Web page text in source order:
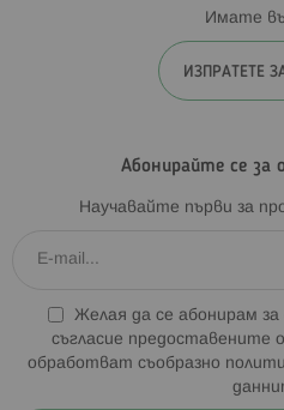
Имате
ИЗПРАТЕТЕ
Абонирайте се за
Научавайте първи за
Желая да се абонирам
съгласие предоставените
обработват съобразно